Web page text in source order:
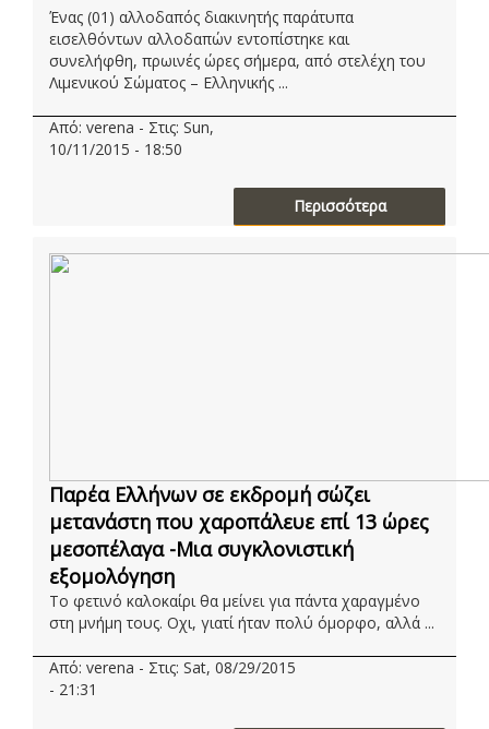
Ένας (01) αλλοδαπός διακινητής παράτυπα
εισελθόντων αλλοδαπών εντοπίστηκε και
συνελήφθη, πρωινές ώρες σήμερα, από στελέχη του
Λιμενικού Σώματος – Ελληνικής ...
Από: verena - Στις: Sun,
10/11/2015 - 18:50
Περισσότερα
Παρέα Ελλήνων σε εκδρομή σώζει
μετανάστη που χαροπάλευε επί 13 ώρες
μεσοπέλαγα -Μια συγκλονιστική
εξομολόγηση
Το φετινό καλοκαίρι θα μείνει για πάντα χαραγμένο
στη μνήμη τους. Οχι, γιατί ήταν πολύ όμορφο, αλλά ...
Από: verena - Στις: Sat, 08/29/2015
- 21:31